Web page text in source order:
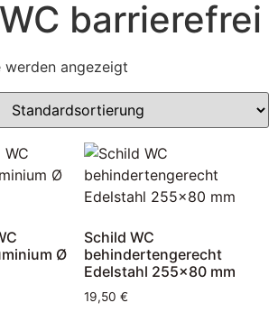
barrierefrei
werden angezeigt
Ø
Schild WC
behindertengerecht
Edelstahl 255×80 mm
19,50 €